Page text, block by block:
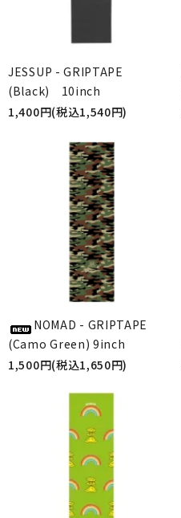
JESSUP - GRIPTAPE
(Black) 10inch
1,400円(税込1,540円)
NOMAD - GRIPTAPE
(Camo Green) 9inch
1,500円(税込1,650円)